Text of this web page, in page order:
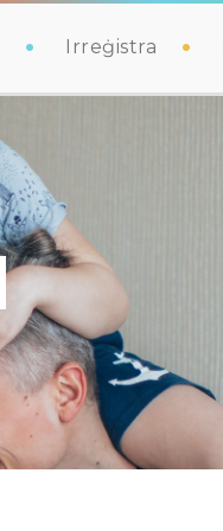
Irreġistra